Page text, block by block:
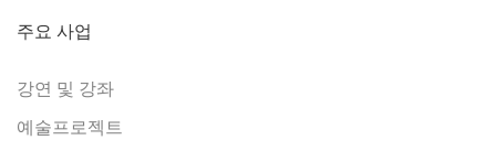
주요 사업
강연 및 강좌
예술프로젝트